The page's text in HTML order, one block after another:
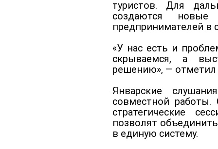
туристов. Для
создаются новые
предпринимателей в
«У нас есть и
скрываемся, а
решению», — отметил
Январские
совместной работы.
стратегические
позволят
в единую систему.